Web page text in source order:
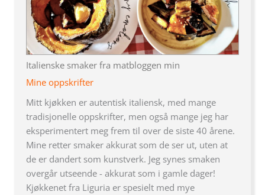
Italienske smaker fra matbloggen min
Mine oppskrifter
Mitt kjøkken er autentisk italiensk, med mange
tradisjonelle oppskrifter, men også mange jeg har
eksperimentert meg frem til over de siste 40 årene.
Mine retter smaker akkurat som de ser ut, uten at
de er dandert som kunstverk. Jeg synes smaken
overgår utseende - akkurat som i gamle dager!
Kjøkkenet fra Liguria er spesielt med mye